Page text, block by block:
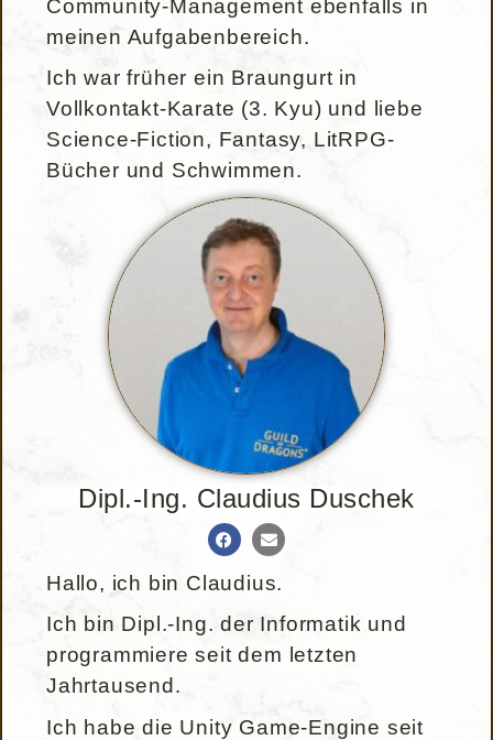
Community-Management ebenfalls in
meinen Aufgabenbereich.
Ich war früher ein Braungurt in
Vollkontakt-Karate (3. Kyu) und liebe
Science-Fiction, Fantasy, LitRPG-
Bücher und Schwimmen.
Dipl.-Ing. Claudius Duschek
Hallo, ich bin Claudius.
Ich bin Dipl.-Ing. der Informatik und
programmiere seit dem letzten
Jahrtausend.
Ich habe die Unity Game-Engine seit